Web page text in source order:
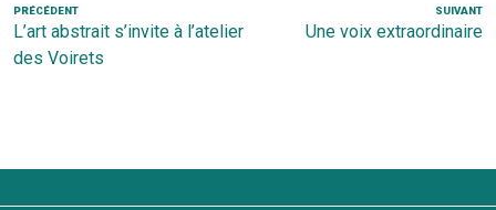
Navigation
de
Article
précédent
PRÉCÉDENT
L’art abstrait s’invite à l’atelier
des Voirets
SUIVANT
Une voix extraordinaire